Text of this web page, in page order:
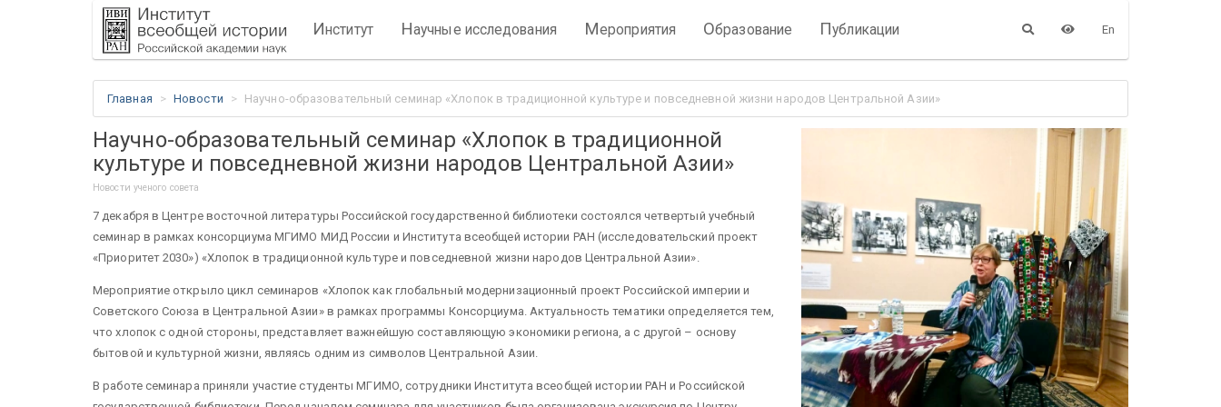
Институт Научные исследования Мероприятия Образование Публикации En
Главная Новости Научно-образовательный семинар «Хлопок в традиционной культуре и повседневной жизни народов Центральной Азии»
Научно-образовательный семинар «Хлопок в традиционной
культуре и повседневной жизни народов Центральной Азии»
Новости ученого совета
7 декабря в Центре восточной литературы Российской государственной библиотеки состоялся четвертый учебный
семинар в рамках консорциума МГИМО МИД России и Института всеобщей истории РАН (исследовательский проект
«Приоритет 2030») «Хлопок в традиционной культуре и повседневной жизни народов Центральной Азии».
Мероприятие открыло цикл семинаров «Хлопок как глобальный модернизационный проект Российской империи и
Советского Союза в Центральной Азии» в рамках программы Консорциума. Актуальность тематики определяется тем,
что хлопок с одной стороны, представляет важнейшую составляющую экономики региона, а с другой – основу
бытовой и культурной жизни, являясь одним из символов Центральной Азии.
В работе семинара приняли участие студенты МГИМО, сотрудники Института всеобщей истории РАН и Российской